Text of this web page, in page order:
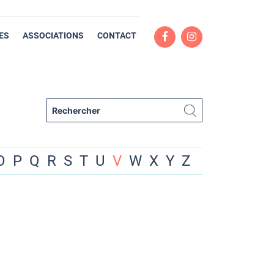
ASSOCIATIONS CONTACT
P Q R S T U V W X Y Z